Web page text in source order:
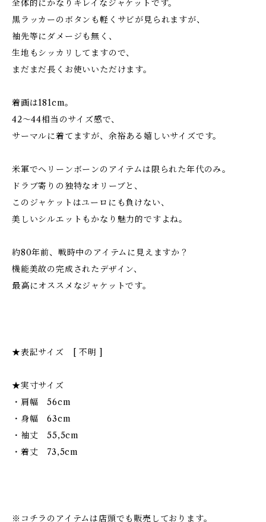
全体的にかなりキレイなジャケットです。
黒ラッカーのボタンも軽くサビが見られますが、
袖先等にダメージも無く、
生地もシッカリしてますので、
まだまだ長くお使いいただけます。
着画は181cm。
42〜44相当のサイズ感で、
サーマルに着てますが、余裕ある嬉しいサイズです。
米軍でヘリーンボーンのアイテムは限られた年代のみ。
ドラブ寄りの独特なオリーブと、
このジャケットはユーロにも負けない、
美しいシルエットもかなり魅力的ですよね。
約80年前、戦時中のアイテムに見えますか？
機能美故の完成されたデザイン、
最高にオススメなジャケットです。
★表記サイズ [ 不明 ]
★実寸サイズ
・肩幅 56cm
・身幅 63cm
・袖丈 55,5cm
・着丈 73,5cm
※コチラのアイテムは店頭でも販売しております。